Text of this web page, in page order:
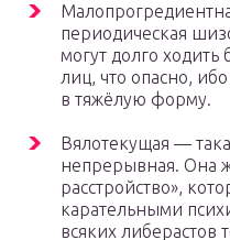
периодическая
могут долго
лиц, что опасно,
в тяжёлую форму.
Вялотекущая —
непрерывная. Она
расстройство»,
карательными
всяких либерастов